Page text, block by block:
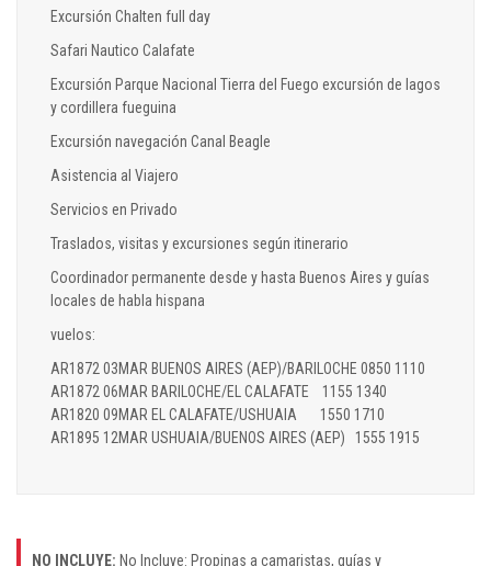
Excursión Chalten full day
Safari Nautico Calafate
Excursión Parque Nacional Tierra del Fuego excursión de lagos
y cordillera fueguina
Excursión navegación Canal Beagle
Asistencia al Viajero
Servicios en Privado
Traslados, visitas y excursiones según itinerario
Coordinador permanente desde y hasta Buenos Aires y guías
locales de habla hispana
vuelos:
AR1872 03MAR BUENOS AIRES (AEP)/BARILOCHE 0850 1110
AR1872 06MAR BARILOCHE/EL CALAFATE 1155 1340
AR1820 09MAR EL CALAFATE/USHUAIA 1550 1710
AR1895 12MAR USHUAIA/BUENOS AIRES (AEP) 1555 1915
NO INCLUYE: No Incluye: Propinas a camaristas, guías y